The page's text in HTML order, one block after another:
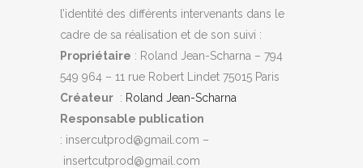
l’identité des différents intervenants dans le
cadre de sa réalisation et de son suivi :
Propriétaire : Roland Jean-Scharna – 794
549 964 – 11 rue Robert Lindet 75015 Paris
Créateur : Roland Jean-Scharna
Responsable publication
: insercutprod@gmail.com –
insertcutprod@gmail.com